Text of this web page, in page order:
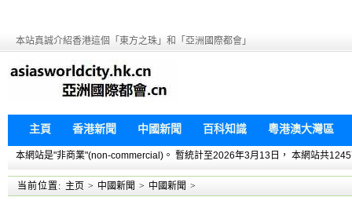
本站真誠介紹香港這個「東方之珠」和「亞洲國際都會」
主頁 香港新聞 中國新聞 百科知識 粵港澳大灣區
本網站是"非商業"(non-commercial)。 暫統計至2026年3月13日， 本網站共
当前位置: 主页 > 中國新聞 > 中國新聞 >